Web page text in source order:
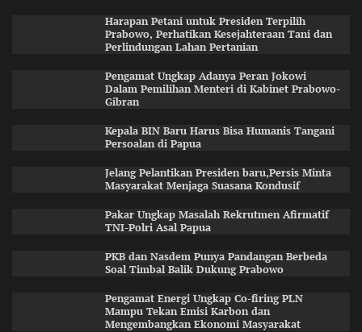
Harapan Petani untuk Presiden Terpilih
Prabowo, Perhatikan Kesejahteraan Tani dan
Perlindungan Lahan Pertanian
Pengamat Ungkap Adanya Peran Jokowi
Dalam Pemilihan Menteri di Kabinet Prabowo-
Gibran
Kepala BIN Baru Harus Bisa Humanis Tangani
Persoalan di Papua
Jelang Pelantikan Presiden baru,Persis Minta
Masyarakat Menjaga Suasana Kondusif
Pakar Ungkap Masalah Rekrutmen Afirmatif
TNI-Polri Asal Papua
PKB dan Nasdem Punya Pandangan Berbeda
Soal Timbal Balik Dukung Prabowo
Pengamat Energi Ungkap Co-firing PLN
Mampu Tekan Emisi Karbon dan
Mengembangkan Ekonomi Masyarakat